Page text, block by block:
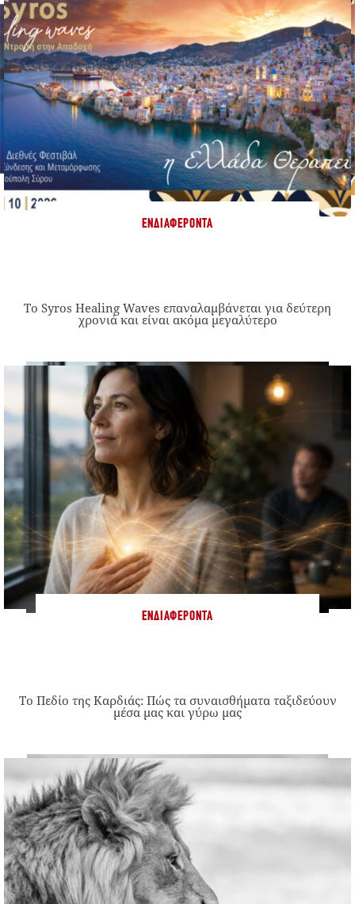
ΕΝΔΙΑΦΈΡΟΝΤΑ
Το Syros Healing Waves επαναλαμβάνεται για δεύτερη
χρονιά και είναι ακόμα μεγαλύτερο
ΕΝΔΙΑΦΈΡΟΝΤΑ
Το Πεδίο της Καρδιάς: Πώς τα συναισθήματα ταξιδεύουν
μέσα μας και γύρω μας